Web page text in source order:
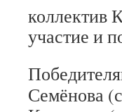
коллектив
участие и
Семёнова